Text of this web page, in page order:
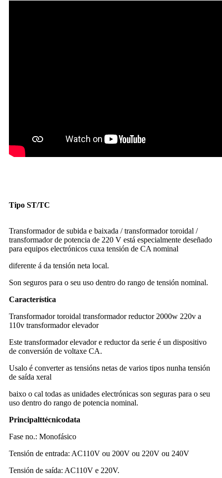
Tipo ST/TC
Transformador de subida e baixada / transformador toroidal /
transformador de potencia de 220 V está especialmente deseñado
para equipos electrónicos cuxa tensión de CA nominal
diferente á da tensión neta local.
Son seguros para o seu uso dentro do rango de tensión nominal.
Característica
Transformador toroidal transformador reductor 2000w 220v a
110v transformador elevador
Este transformador elevador e reductor da serie é un dispositivo
de conversión de voltaxe CA.
Usalo é converter as tensións netas de varios tipos nunha tensión
de saída xeral
baixo o cal todas as unidades electrónicas son seguras para o seu
uso dentro do rango de potencia nominal.
Principalttécnicodata
Fase no.: Monofásico
Tensión de entrada: AC110V ou 200V ou 220V ou 240V
Tensión de saída: AC110V e 220V.